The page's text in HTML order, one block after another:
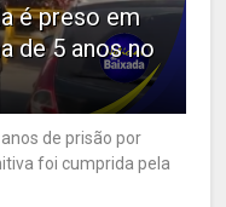
é preso em
de 5 anos no
de prisão por
foi cumprida pela